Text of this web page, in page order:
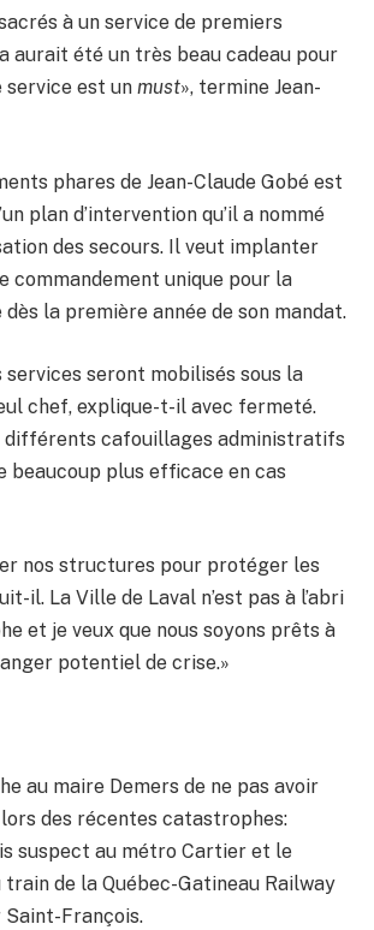
à un service de premiers
aurait été un très beau cadeau pour
service est un must», termine Jean-
phares de Jean-Claude Gobé est
plan d’intervention qu’il a nommé
des secours. Il veut implanter
commandement unique pour la
la première année de son mandat.
services seront mobilisés sous la
chef, explique-t-il avec fermeté.
différents cafouillages administratifs
beaucoup plus efficace en cas
nos structures pour protéger les
il. La Ville de Laval n’est pas à l’abri
et je veux que nous soyons prêts à
potentiel de crise.»
au maire Demers de ne pas avoir
des récentes catastrophes:
suspect au métro Cartier et le
de la Québec-Gatineau Railway
François.